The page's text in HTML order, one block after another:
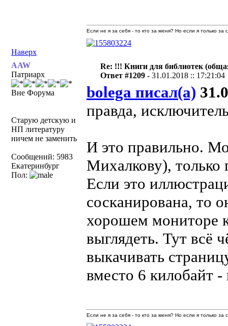
Наверх
Если не я за себя - то кто за меня? Но если я только
AAW
Патриарх
Вне Форума
Старую детскую и
НП литературу
ничем не заменить
Сообщений: 5983
Екатеринбург
Пол:
Re: !!! Книги для библиотек
Ответ #1209 -31.01.2018 :: 17:21:04
bolega писал(а)
правда,
И это правильно.
Михалкову), только
Если это
сосканирована, то
хорошем мониторе
выглядеть. Тут всё
выкачивать
вместо 6 килобайт -
Если не я за себя - то кто за меня? Но если я только